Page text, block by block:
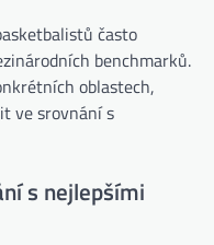
často
benchmarků.
oblastech,
ve srovnání s
s nejlepšími